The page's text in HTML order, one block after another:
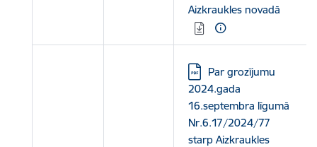
Aizkraukles novadā
Lejupielādēt:
Par grozījumu
2024.gada
16.septembra līgumā
Nr.6.17/2024/77
starp Aizkraukles